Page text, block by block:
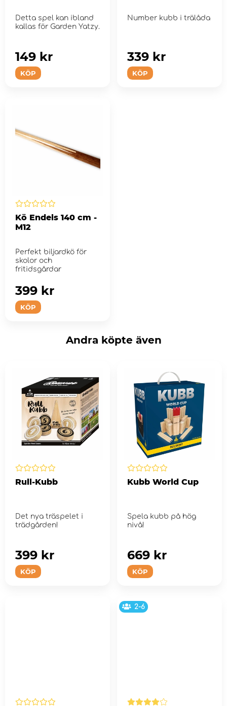
Detta spel kan ibland
kallas för Garden Yatzy.
KÖP
149 kr
Number kubb i trälåda
KÖP
339 kr
Kö Endels 140 cm -
M12
Perfekt biljardkö för
skolor och
fritidsgårdar
KÖP
399 kr
Andra köpte även
Rull-Kubb
Det nya träspelet i
trädgården!
KÖP
399 kr
Kubb World Cup
Spela kubb på hög
nivå!
KÖP
669 kr
2-6